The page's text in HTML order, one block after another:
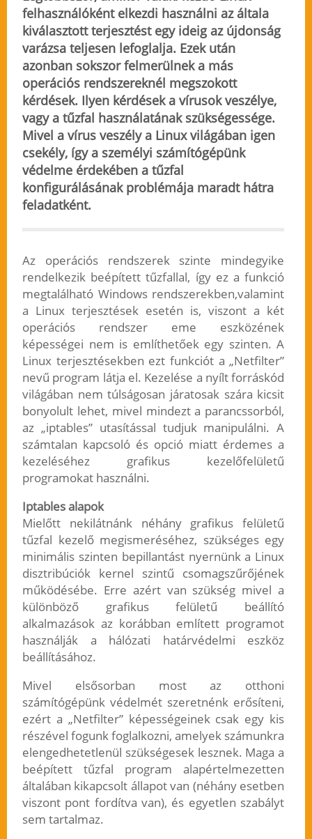
felhasználóként elkezdi használni az általa
kiválasztott terjesztést egy ideig az újdonság
varázsa teljesen lefoglalja. Ezek után
azonban sokszor felmerülnek a más
operációs rendszereknél megszokott
kérdések. Ilyen kérdések a vírusok veszélye,
vagy a tűzfal használatának szükségessége.
Mivel a vírus veszély a Linux világában igen
csekély, így a személyi számítógépünk
védelme érdekében a tűzfal
konfigurálásának problémája maradt hátra
feladatként.
Az operációs rendszerek szinte mindegyike
rendelkezik beépített tűzfallal, így ez a funkció
megtalálható Windows rendszerekben,valamint
a Linux terjesztések esetén is, viszont a két
operációs rendszer eme eszközének
képességei nem is említhetőek egy szinten. A
Linux terjesztésekben ezt funkciót a „Netfilter”
nevű program látja el. Kezelése a nyílt forráskód
világában nem túlságosan járatosak szára kicsit
bonyolult lehet, mivel mindezt a parancssorból,
az „iptables” utasítással tudjuk manipulálni. A
számtalan kapcsoló és opció miatt érdemes a
kezeléséhez grafikus kezelőfelületű
programokat használni.
Iptables alapok
Mielőtt nekilátnánk néhány grafikus felületű
tűzfal kezelő megismeréséhez, szükséges egy
minimális szinten bepillantást nyernünk a Linux
disztribúciók kernel szintű csomagszűrőjének
működésébe. Erre azért van szükség mivel a
különböző grafikus felületű beállító
alkalmazások az korábban említett programot
használják a hálózati határvédelmi eszköz
beállításához.
Mivel elsősorban most az otthoni
számítógépünk védelmét szeretnénk erősíteni,
ezért a „Netfilter” képességeinek csak egy kis
részével fogunk foglalkozni, amelyek számunkra
elengedhetetlenül szükségesek lesznek. Maga a
beépített tűzfal program alapértelmezetten
általában kikapcsolt állapot van (néhány esetben
viszont pont fordítva van), és egyetlen szabályt
sem tartalmaz.